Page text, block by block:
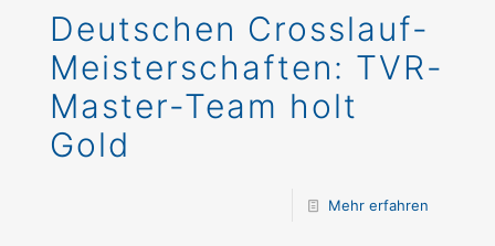
Deutschen Crosslauf-
Meisterschaften: TVR-
Master-Team holt
Gold
Mehr erfahren